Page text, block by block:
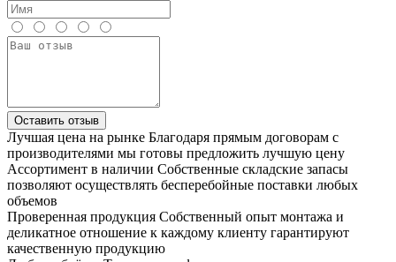
Оставить отзыв
Лучшая цена на рынке Благодаря прямым договорам с
производителями мы готовы предложить лучшую цену
Ассортимент в наличии Собственные складские запасы
позволяют осуществлять бесперебойные поставки любых
объемов
Проверенная продукция Собственный опыт монтажа и
деликатное отношение к каждому клиенту гарантируют
качественную продукцию